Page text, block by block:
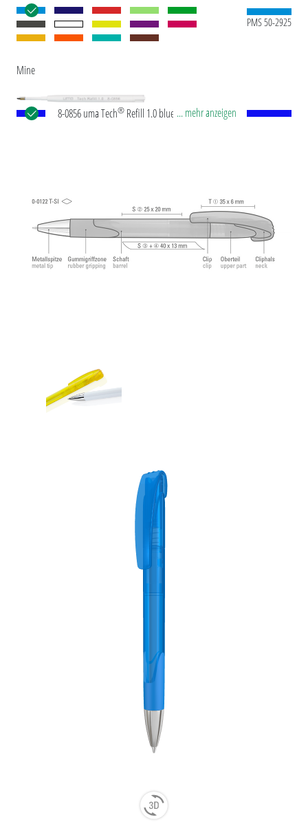
PMS 50-2925
Mine
8-0856 uma Tech® Refill 1.0 blue Europäische
Norm. Die uma Tech Refill 1.0 vermittelt ein
angenehmes und weiches Schreibgefühl.
... mehr anzeigen